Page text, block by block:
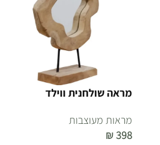
מראה שולחנית ווילד
מראות מעוצבות
₪398